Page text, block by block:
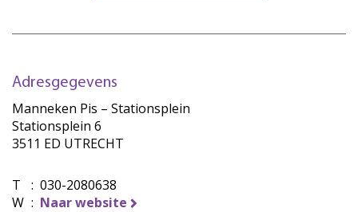
Adresgegevens
Manneken Pis – Stationsplein
Stationsplein 6
3511 ED UTRECHT
T : 030-2080638
W : Naar website